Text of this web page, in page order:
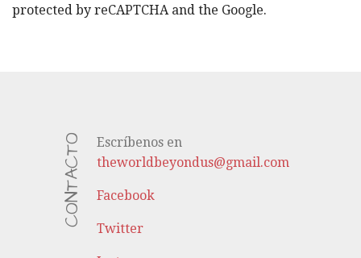
protected by reCAPTCHA and the Google.
CONTACTO
Escríbenos en
theworldbeyondus@gmail.com
Facebook
Twitter